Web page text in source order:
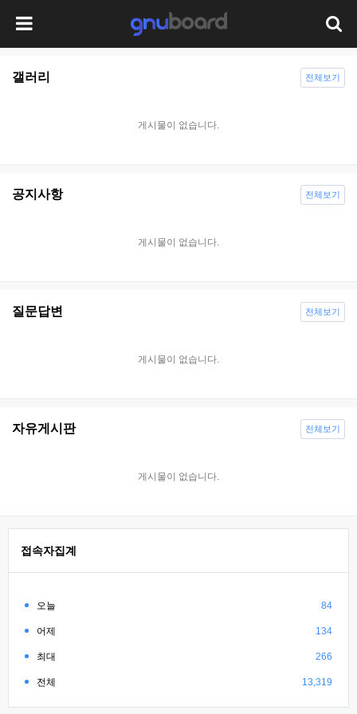
갤러리
게시물이 없습니다.
전체보기
공지사항
게시물이 없습니다.
전체보기
질문답변
게시물이 없습니다.
전체보기
자유게시판
게시물이 없습니다.
전체보기
접속자집계
오늘 84
어제 134
최대 266
전체 13,319